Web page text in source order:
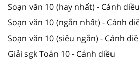
Soạn văn 10 (hay nhất) - Cánh diều
Soạn văn 10 (ngắn nhất) - Cánh
Soạn văn 10 (siêu ngắn) - Cánh
Giải sgk Toán 10 - Cánh diều